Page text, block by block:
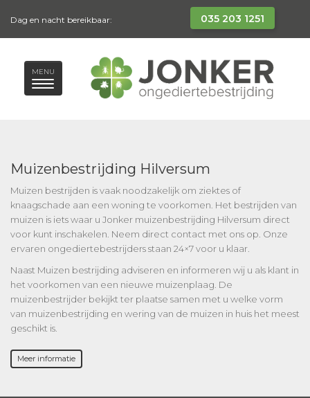
Dag en nacht bereikbaar: 035 203 1251
MENU
Muizenbestrijding Hilversum
Muizen bestrijden is vaak noodzakelijk om ziektes of
knaagschade aan een woning te voorkomen. Het bestrijden van
muizen is iets waar u Jonker muizenbestrijding Hilversum direct
voor kunt inschakelen. Neem direct contact met ons op. Onze
ervaren ongediertebestrijders staan 24×7 voor u klaar.
Naast Muizen bestrijding adviseren en informeren wij u als klant in
het voorkomen van een nieuwe muizenplaag. De
muizenbestrijder bekijkt ter plaatse samen met u welke vorm
van muizenbestrijding en wering van de muizen in huis het meest
geschikt is.
Meer informatie